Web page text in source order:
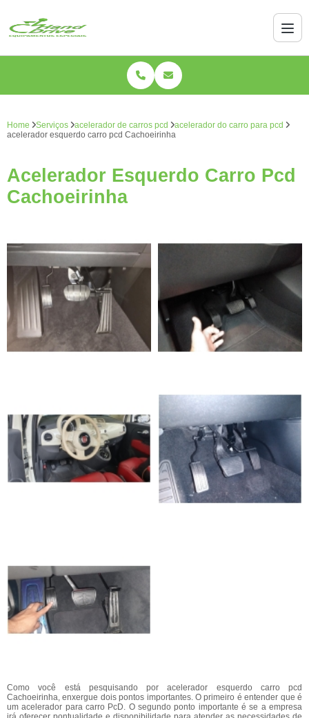
Home Serviços acelerador de carros pcd
acelerador do carro para pcd
acelerador esquerdo carro pcd Cachoeirinha
Acelerador Esquerdo Carro Pcd
Cachoeirinha
Como você está pesquisando por acelerador esquerdo carro pcd
Cachoeirinha, enxergue dois pontos importantes. O primeiro é entender que é
um acelerador para carro PcD. O segundo ponto importante é se a empresa